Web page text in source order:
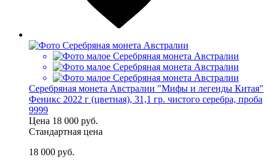
Серебряная монета Австралии "Мифы и легенды Китая"
Феникс 2022 г (цветная), 31,1 гр. чистого серебра, проба
9999
Цена 18 000 руб.
Стандартная цена
18 000 руб.